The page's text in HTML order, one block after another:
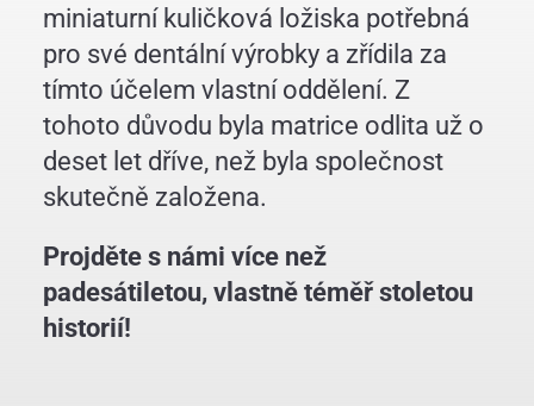
Sociální závazek
miniaturní kuličková ložiska potřebná
pro své dentální výrobky a zřídila za
tímto účelem vlastní oddělení. Z
tohoto důvodu byla matrice odlita už o
deset let dříve, než byla společnost
skutečně založena.
Projděte s námi více než
padesátiletou, vlastně téměř stoletou
historií!